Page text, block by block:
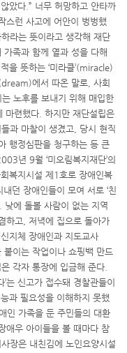
았다.” 너무 허망하고 안타까
스런 사고에 어안이 벙벙했
라는 뜻이라고 생각해 재단
가족과 함께 열과 성을 다해
을 뜻하는 ‘미라클’(miracle)
에서 따온 말로, 사회
노후를 보내기 위해 매입한
련했다. 하지만 재단설립은
과 마찰이 생겼고, 당시 현직
행정심판을 청구하는 등 큰
년 9월 ‘미오림복지재단’의
복지시설 제1호로 장애인복
던 장애인들이 모여 서로 ‘친
낮에 돌볼 사람이 없는 지역
하고, 저녁에 집으로 돌아가
지체 장애인과 지도교사
이는 작업이나 쇼핑백 만드
각자 통장에 입금해 준다.
는 신고가 접수돼 경찰관들이
과 필요성을 이해하지 못했
인 가족을 둔 주민들의 대환
애우 아이들을 볼 때마다 참
장은 내친김에 노인요양시설